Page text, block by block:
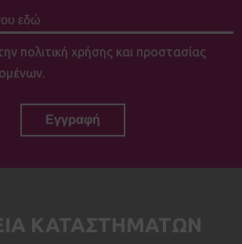
πολιτική χρήσης και προστασίας
ΚΑΤΑΣΤΗΜΑΤΩΝ